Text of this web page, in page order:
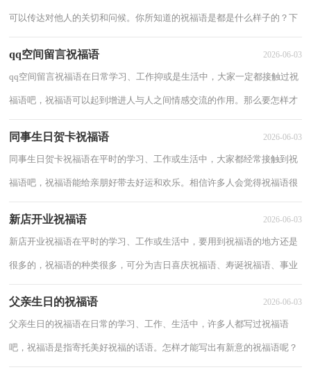
可以传达对他人的关切和问候。你所知道的祝福语是都是什么样子的？下
qq空间留言祝福语 2026-06-03
qq空间留言祝福语在日常学习、工作抑或是生活中，大家一定都接触过祝
福语吧，祝福语可以起到增进人与人之间情感交流的作用。那么要怎样才
同事生日贺卡祝福语 2026-06-03
同事生日贺卡祝福语在平时的学习、工作或生活中，大家都经常接触到祝
福语吧，祝福语能给亲朋好带去好运和欢乐。相信许多人会觉得祝福语很
新店开业祝福语 2026-06-03
新店开业祝福语在平时的学习、工作或生活中，要用到祝福语的地方还是
很多的，祝福语的种类很多，可分为吉日喜庆祝福语、寿诞祝福语、事业
父亲生日的祝福语 2026-06-03
父亲生日的祝福语在日常的学习、工作、生活中，许多人都写过祝福语
吧，祝福语是指寄托美好祝福的话语。怎样才能写出有新意的祝福语呢？